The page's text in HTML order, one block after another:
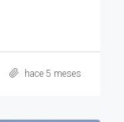
hace 5 meses